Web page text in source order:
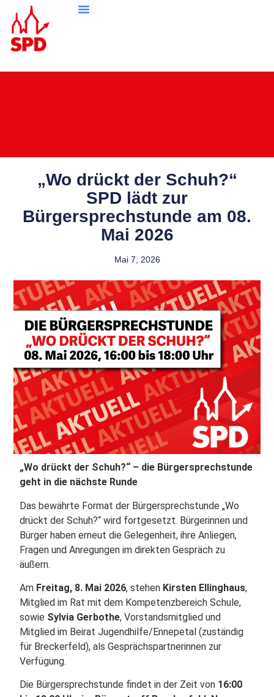
„Wo drückt der Schuh?“
SPD lädt zur
Bürgersprechstunde am 08.
Mai 2026
Mai 7, 2026
„Wo drückt der Schuh?“ – die Bürgersprechstunde
geht in die nächste Runde
Das bewährte Format der Bürgersprechstunde „Wo
drückt der Schuh?“ wird fortgesetzt. Bürgerinnen und
Bürger haben erneut die Gelegenheit, ihre Anliegen,
Fragen und Anregungen im direkten Gespräch zu
äußern.
Am Freitag, 8. Mai 2026, stehen Kirsten Ellinghaus,
Mitglied im Rat mit dem Kompetenzbereich Schule,
sowie Sylvia Gerbothe, Vorstandsmitglied und
Mitglied im Beirat Jugendhilfe/Ennepetal (zuständig
für Breckerfeld), als Gesprächspartnerinnen zur
Verfügung.
Die Bürgersprechstunde findet in der Zeit von 16:00